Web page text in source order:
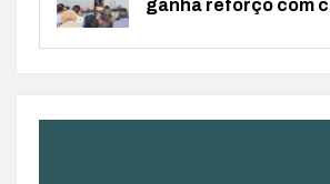
ganha reforço com